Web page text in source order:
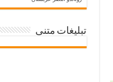
تبلیغات متنی